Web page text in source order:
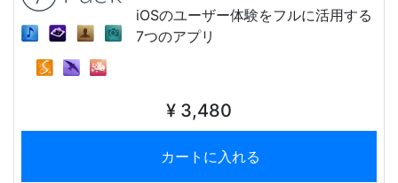
iOSのユーザー体験をフルに活用する
7つのアプリ
¥ 3,480
カートに入れる